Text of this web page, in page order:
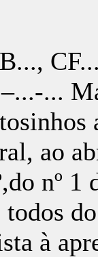
...
ao
nº 1
à